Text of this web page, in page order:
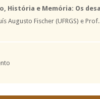
História e Memória: Os
Augusto Fischer (UFRGS) e